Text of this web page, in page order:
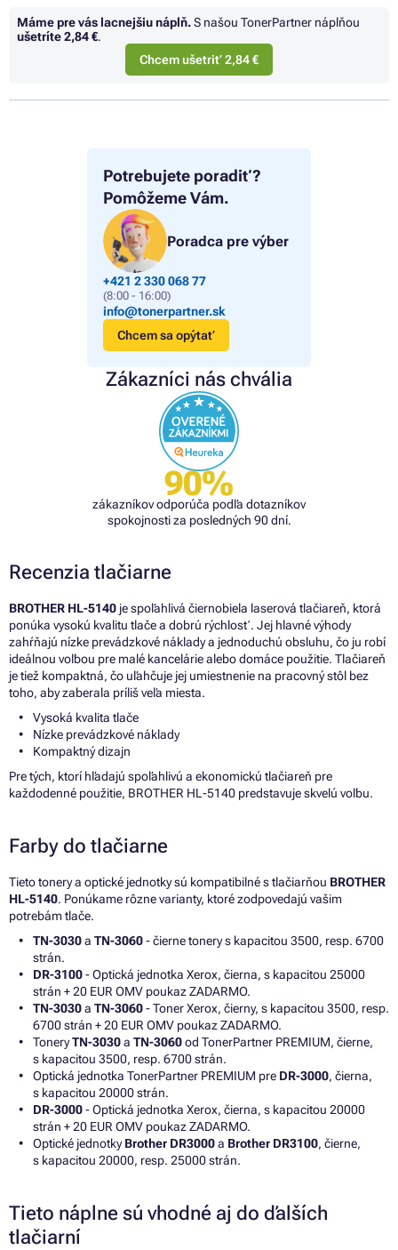
Potrebujete poradiť?
Pomôžeme Vám.
Poradca pre výber
+421 2 330 068 77
(8:00 - 16:00)
info@tonerpartner.sk
Chcem sa opýtať
Zákazníci nás chvália
90%
zákazníkov odporúča podľa dotazníkov
spokojnosti za posledných 90 dní.
Máme pre vás lacnejšiu náplň.S našou TonerPartner náplňou
ušetríte2,84 €.
Chcem ušetriť 2,84 €
Recenzia tlačiarne
BROTHER HL-5140 je spoľahlivá čiernobiela laserová tlačiareň, ktorá
ponúka vysokú kvalitu tlače a dobrú rýchlosť. Jej hlavné výhody
zahŕňajú nízke prevádzkové náklady a jednoduchú obsluhu, čo ju robí
ideálnou voľbou pre malé kancelárie alebo domáce použitie. Tlačiareň
je tiež kompaktná, čo uľahčuje jej umiestnenie na pracovný stôl bez
toho, aby zaberala príliš veľa miesta.
Vysoká kvalita tlače
Nízke prevádzkové náklady
Kompaktný dizajn
Pre tých, ktorí hľadajú spoľahlivú a ekonomickú tlačiareň pre
každodenné použitie, BROTHER HL-5140 predstavuje skvelú voľbu.
Farby do tlačiarne
Tieto tonery a optické jednotky sú kompatibilné s tlačiarňou BROTHER
HL-5140. Ponúkame rôzne varianty, ktoré zodpovedajú vašim
potrebám tlače.
TN-3030a TN-3060- čierne tonery s kapacitou 3500, resp. 6700
strán.
DR-3100- Optická jednotka Xerox, čierna, s kapacitou 25000
strán + 20 EUR OMV poukaz ZADARMO.
TN-3030a TN-3060- Toner Xerox, čierny, s kapacitou 3500, resp.
6700 strán + 20 EUR OMV poukaz ZADARMO.
ToneryTN-3030a TN-3060od TonerPartner PREMIUM, čierne,
s kapacitou 3500, resp. 6700 strán.
Optická jednotka TonerPartner PREMIUM pre DR-3000, čierna,
s kapacitou 20000 strán.
DR-3000- Optická jednotka Xerox, čierna, s kapacitou 20000
strán + 20 EUR OMV poukaz ZADARMO.
Optické jednotkyBrother DR3000a Brother DR3100, čierne,
s kapacitou 20000, resp. 25000 strán.
Tieto náplne sú vhodné aj do ďalších
tlačiarní